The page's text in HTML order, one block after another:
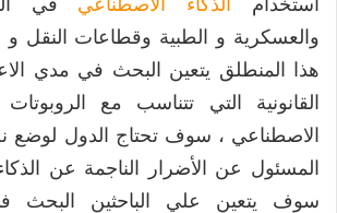
والعسكرية و الطبية وقطاعات النقل
هذا المنطلق يتعين البحث في مدي
القانونية التي تتناسب مع الروبوتات
الاصطناعي ، سوف تحتاج الدول لوضع
المسئول عن الأضرار الناجمة عن
سوف يتعين علي الباحثين البحث